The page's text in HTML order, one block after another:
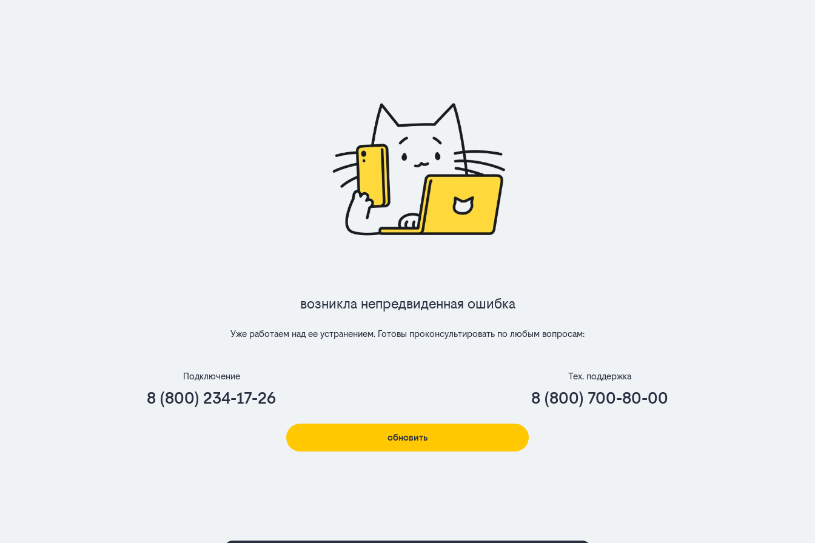
Возникла непредвиденная ошибка
Уже работаем над ее устранением. Готовы проконсультировать по любым вопросам:
Подключение
8 (800) 234-17-26
Тех. поддержка
8 (800) 700-80-00
обновить